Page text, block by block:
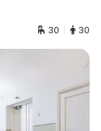
30 30